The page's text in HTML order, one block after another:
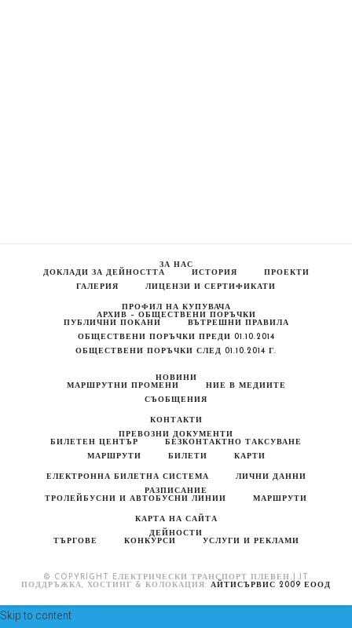
ЗА НАС
ДОКЛАДИ ЗА ДЕЙНОСТТА
ИСТОРИЯ
ПРОЕКТИ
ГАЛЕРИЯ
ЛИЦЕНЗИ И СЕРТИФИКАТИ
ПРОФИЛ НА КУПУВАЧА
АРХИВ – ОБЩЕСТВЕНИ ПОРЪЧКИ
ПУБЛИЧНИ ПОКАНИ
ВЪТРЕШНИ ПРАВИЛА
ОБЩЕСТВЕНИ ПОРЪЧКИ ПРЕДИ 01.10.2014
ОБЩЕСТВЕНИ ПОРЪЧКИ СЛЕД 01.10.2014 Г.
НОВИНИ
МАРШРУТНИ ПРОМЕНИ
НИЕ В МЕДИИТЕ
СЪОБЩЕНИЯ
КОНТАКТИ
ПРЕВОЗНИ ДОКУМЕНТИ
БИЛЕТЕН ЦЕНТЪР
БЕЗКОНТАКТНО ТАКСУВАНЕ
МАРШРУТИ
БИЛЕТИ КАРТИ
ЕЛЕКТРОННА БИЛЕТНА СИСТЕМА
ЛИЧНИ ДАННИ
РАЗПИСАНИЕ
ТРОЛЕЙБУСНИ И АВТОБУСНИ ЛИНИИ
МАРШРУТИ
КАРТА НА САЙТА
ДЕЙНОСТИ
ТЪРГОВЕ
КОНКУРСИ УСЛУГИ И РЕКЛАМИ
© COPYRIGHT EЛЕКТРИЧЕСКИ ТРАНСПОРТ ПЛЕВЕН | IT
ПОДДРЪЖКА, ХОСТИНГ & КОЛОКАЦИЯ: АЙТИСЪРВИС 2009 ЕООД
Skip to content